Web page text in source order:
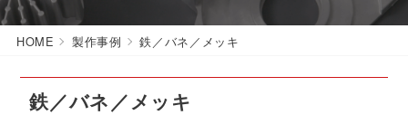
HOME 製作事例 鉄／バネ／メッキ
鉄／バネ／メッキ